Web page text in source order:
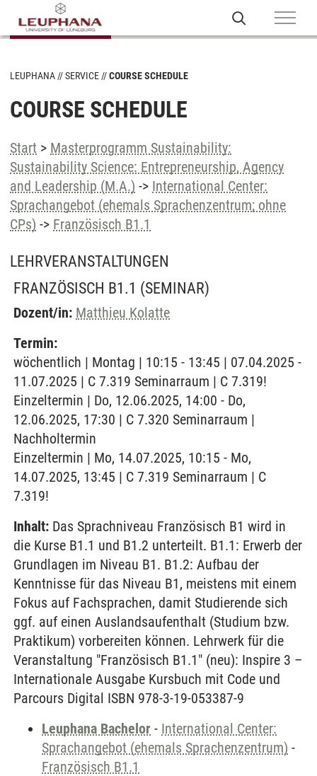
LEUPHANA SERVICE COURSE SCHEDULE
COURSE SCHEDULE
Start > Masterprogramm Sustainability:
Sustainability Science: Entrepreneurship, Agency
and Leadership (M.A.) -> International Center:
Sprachangebot (ehemals Sprachenzentrum; ohne
CPs) -> Französisch B1.1
LEHRVERANSTALTUNGEN
FRANZÖSISCH B1.1 (SEMINAR)
Dozent/in: Matthieu Kolatte
Termin:
wöchentlich | Montag | 10:15 - 13:45 | 07.04.2025 -
11.07.2025 | C 7.319 Seminarraum | C 7.319!
Einzeltermin | Do, 12.06.2025, 14:00 - Do,
12.06.2025, 17:30 | C 7.320 Seminarraum |
Nachholtermin
Einzeltermin | Mo, 14.07.2025, 10:15 - Mo,
14.07.2025, 13:45 | C 7.319 Seminarraum | C
7.319!
Inhalt: Das Sprachniveau Französisch B1 wird in
die Kurse B1.1 und B1.2 unterteilt. B1.1: Erwerb der
Grundlagen im Niveau B1. B1.2: Aufbau der
Kenntnisse für das Niveau B1, meistens mit einem
Fokus auf Fachsprachen, damit Studierende sich
ggf. auf einen Auslandsaufenthalt (Studium bzw.
Praktikum) vorbereiten können. Lehrwerk für die
Veranstaltung "Französisch B1.1" (neu): Inspire 3 –
Internationale Ausgabe Kursbuch mit Code und
Parcours Digital ISBN 978-3-19-053387-9
Leuphana Bachelor - International Center:
Sprachangebot (ehemals Sprachenzentrum) -
Französisch B1.1